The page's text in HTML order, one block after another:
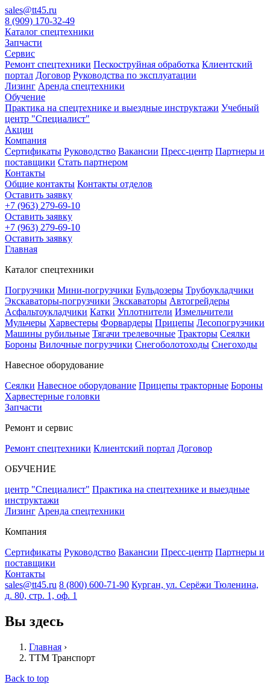
sales@tt45.ru
8 (909) 170-32-49
Каталог спецтехники
Запчасти
Сервис
Ремонт спецтехники Пескоструйная обработка Клиентский
портал Договор Руководства по эксплуатации
Лизинг Аренда спецтехники
Обучение
Практика на спецтехнике и выездные инструктажи Учебный
центр "Специалист"
Акции
Компания
Сертификаты Руководство Вакансии Пресс-центр Партнеры и
поставщики Стать партнером
Контакты
Общие контакты Контакты отделов
Оставить заявку
+7 (963) 279-69-10
Оставить заявку
+7 (963) 279-69-10
Оставить заявку
Главная
Каталог спецтехники
Погрузчики Мини-погрузчики Бульдозеры Трубоукладчики
Экскаваторы-погрузчики Экскаваторы Автогрейдеры
Асфальтоукладчики Катки Уплотнители Измельчители
Мульчеры Харвестеры Форвардеры Прицепы Лесопогрузчики
Машины рубильные Тягачи трелевочные Тракторы Сеялки
Бороны Вилочные погрузчики Снегоболотоходы Снегоходы
Навесное оборудование
Сеялки Навесное оборудование Прицепы тракторные Бороны
Харвестерные головки
Запчасти
Ремонт и сервис
Ремонт спецтехники Клиентский портал Договор
ОБУЧЕНИЕ
центр "Специалист" Практика на спецтехнике и выездные
инструктажи
Лизинг Аренда спецтехники
Компания
Сертификаты Руководство Вакансии Пресс-центр Партнеры и
поставщики
Контакты
sales@tt45.ru 8 (800) 600-71-90 Курган, ул. Серёжи Тюленина,
д. 80, стр. 1, оф. 1
Вы здесь
Главная ›
ТТМ Транспорт
Back to top